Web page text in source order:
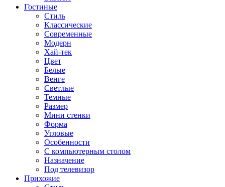
Гостиные
Стиль
Классические
Современные
Модерн
Хай-тек
Цвет
Белые
Венге
Светлые
Темные
Размер
Мини стенки
Форма
Угловые
Особенности
С компьютерным столом
Назначение
Под телевизор
Прихожие